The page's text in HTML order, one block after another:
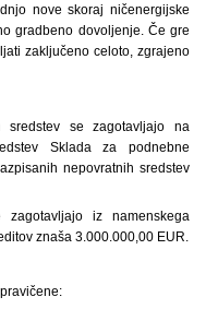
nove skoraj ničenergijske
gradbeno dovoljenje. Če gre
zaključeno celoto, zgrajeno
sredstev se zagotavljajo na
Sklada za podnebne
nepovratnih sredstev
iz namenskega
znaša 3.000.000,00 EUR.